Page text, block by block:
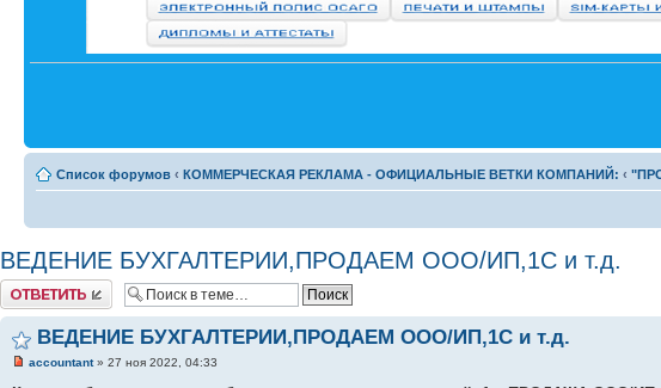
Список форумов ‹ КОММЕРЧЕСКАЯ РЕКЛАМА - ОФИЦИАЛЬНЫЕ ВЕТКИ КОМПАНИЙ: ‹
ВЕДЕНИЕ БУХГАЛТЕРИИ,ПРОДАЕМ ООО/ИП,1C и т.д.
Комментировать
ВЕДЕНИЕ БУХГАЛТЕРИИ,ПРОДАЕМ ООО/ИП,1C и т.д.
accountant» 27 ноя 2022, 04:33